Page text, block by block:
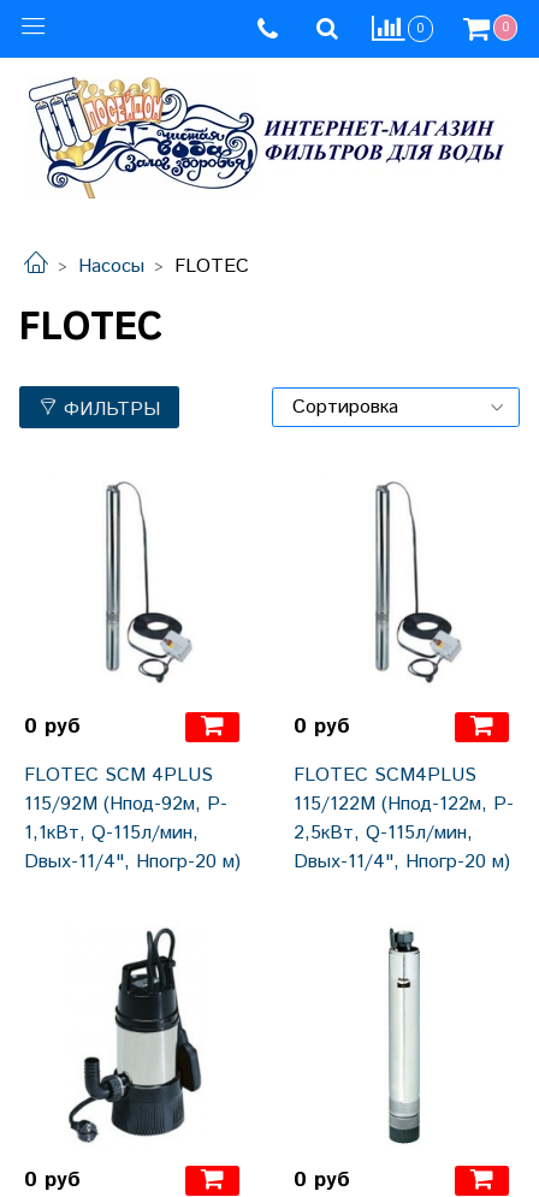
0 0
Насосы FLOTEC
FLOTEC
ФИЛЬТРЫ
0 руб
FLOTEC SCM 4PLUS
115/92М (Hпод-92м, P-
1,1кВт, Q-115л/мин,
Dвых-11/4", Hпогр-20 м)
0 руб
FLOTEC SCM4PLUS
115/122M (Hпод-122м, P-
2,5кВт, Q-115л/мин,
Dвых-11/4", Hпогр-20 м)
0 руб 0 руб